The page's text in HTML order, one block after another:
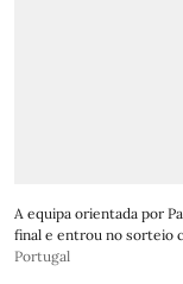
A equipa orientada por
final e entrou no sorteio
Portugal